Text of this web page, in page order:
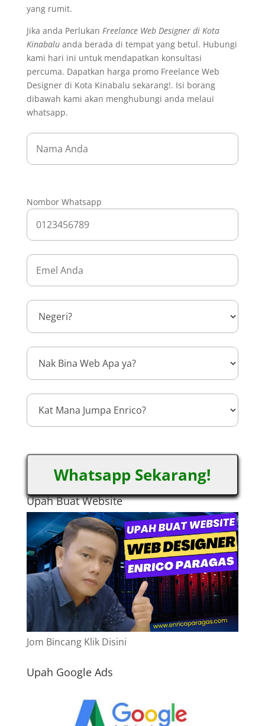
yang rumit.
Jika anda Perlukan Freelance Web Designer di Kota
Kinabaluanda berada di tempat yang betul. Hubungi
kami hari ini untuk mendapatkan konsultasi
percuma. Dapatkan harga promo Freelance Web
Designer di Kota Kinabalu sekarang!. Isi borang
dibawah kami akan menghubungi anda melaui
whatsapp.
Nombor Whatsapp
Whatsapp Sekarang!
Upah Buat Website
Jom Bincang Klik Disini
Upah Google Ads